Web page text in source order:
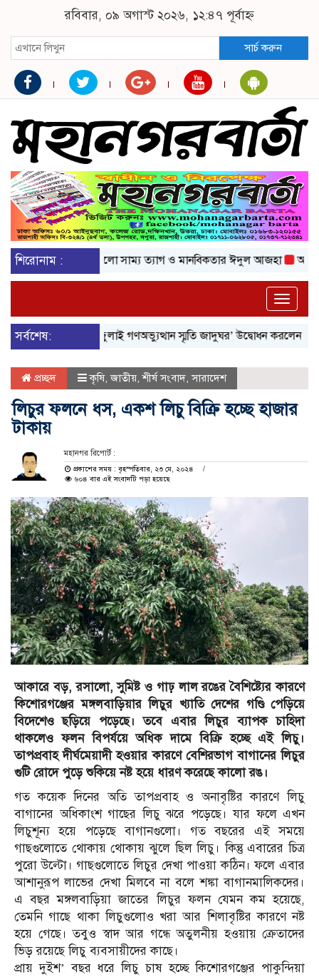
রবিবার, ০৯ অগাস্ট ২০২৬, ১২:৪৭ পূর্বাহ্ন
সার্চ করুন
শিরোনাম :এলো সাম্য ত্যাগ ও মানবিকতার ঈদুল আজহা অকটেনের
Toggle
সর্বশেষ:
‘জুলাই গণঅভ্যুত্থান স্মৃতি জাদুঘর’ উদ্বোধন করলেন প্রধানমন্ত্রী
প্রচ্ছদ কৃষি,জাতীয়,শীর্ষ সংবাদ,সারাদেশ
লিচুর ফলনে ধস, একশ লিচু বিক্রি হচ্ছে হাজার
টাকায়
মহানগর রিপোর্ট :
প্রকাশের সময় : বৃহস্পতিবার, ২৩ মে, ২০২৪
৬০৪ বার এই সংবাদটি পড়া হয়েছে
আকারে বড়, রসালো, সুমিষ্ট ও গাঢ় লাল রঙের বৈশিষ্ট্যের কারণে
কিশোরগঞ্জের মঙ্গলবাড়িয়ার লিচুর খ্যাতি দেশের গণ্ডি পেড়িয়ে
বিদেশেও ছড়িয়ে পড়েছে। তবে এবার লিচুর ব্যাপক চাহিদা
থাকলেও ফলন বিপর্যয়ে অধিক দামে বিক্রি হচ্ছে এই লিচু।
তাপপ্রবাহ দীর্ঘমেয়াদী হওয়ার কারণে বেশিরভাগ বাগানের লিচুর
গুটি রোদে পুড়ে শুকিয়ে নষ্ট হয়ে ধারণ করেছে কালো রঙ।
গত কয়েক দিনের অতি তাপপ্রবাহ ও অনাবৃষ্টির কারণে লিচু
বাগানের অধিকাংশ গাছের লিচু ঝরে পড়েছে। যার ফলে এখন
লিচুশূন্য হয়ে পড়েছে বাগানগুলো। গত বছরের এই সময়ে
গাছগুলোতে থোকায় থোকায় ঝুলে ছিল লিচু। কিন্তু এবারের চিত্র
পুরো উল্টো। গাছগুলোতে লিচুর দেখা পাওয়া কঠিন। ফলে এবার
আশানুরূপ লাভের দেখা মিলবে না বলে শঙ্কা বাগানমালিকদের।
এ বছর মঙ্গলবাড়িয়া জাতের লিচুর ফলন যেমন কম হয়েছে,
তেমনি গাছে থাকা লিচুগুলোও খরা আর শিলাবৃষ্টির কারণে নষ্ট
হয়ে গেছে। তবুও স্বাদ আর গন্ধে অতুলনীয় হওয়ায় ক্রেতাদের
ভিড় রয়েছে লিচু ব্যবসায়ীদের কাছে।
প্রায় দুইশ’ বছর ধরে লিচু চাষ হচ্ছে কিশোরগঞ্জের পাকুন্দিয়া